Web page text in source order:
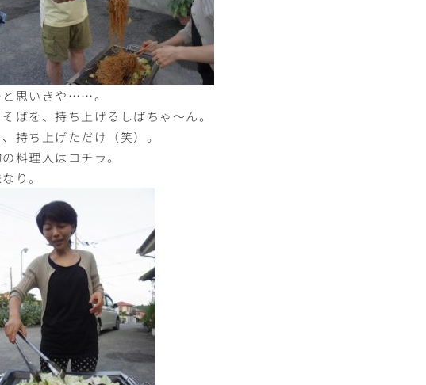
思いきや……。
ばを、持ち上げるしばちゃ〜ん。
持ち上げただけ（笑）。
料理人はコチラ。
り。